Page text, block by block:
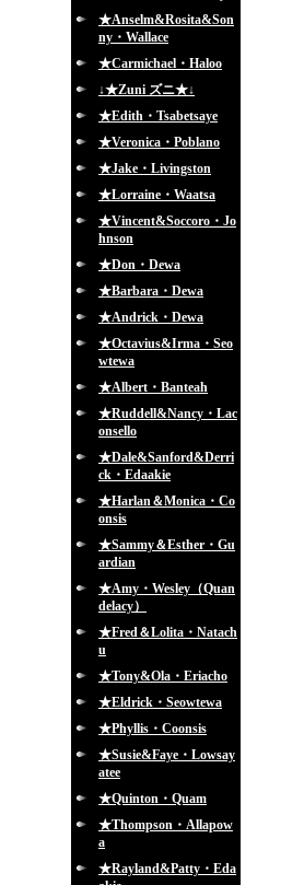
★Anselm&Rosita&Son
ny・Wallace
★Carmichael・Haloo
↓★Zuni ズニ★↓
★Edith・Tsabetsaye
★Veronica・Poblano
★Jake・Livingston
★Lorraine・Waatsa
★Vincent&Soccoro・Jo
hnson
★Don・Dewa
★Barbara・Dewa
★Andrick・Dewa
★Octavius&Irma・Seo
wtewa
★Albert・Banteah
★Ruddell&Nancy・Lac
onsello
★Dale&Sanford&Derri
ck・Edaakie
★Harlan＆Monica・Co
onsis
★Sammy＆Esther・Gu
ardian
★Amy・Wesley（Quan
delacy）
★Fred＆Lolita・Natach
u
★Tony&Ola・Eriacho
★Eldrick・Seowtewa
★Phyllis・Coonsis
★Susie&Faye・Lowsay
atee
★Quinton・Quam
★Thompson・Allapow
a
★Rayland&Patty・Eda